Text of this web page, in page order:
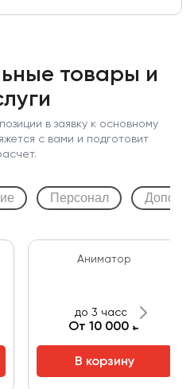
товары и
в заявку к основному
с вами и подготовит
Персонал
Аниматор
до 3 часов
От 10 000 ₽
В корзину